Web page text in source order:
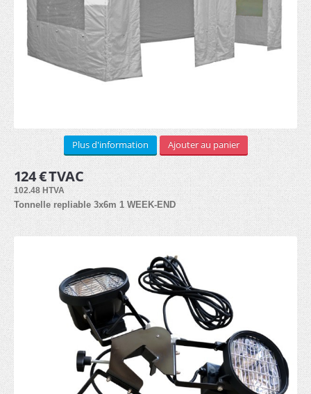
LOCATION
Arches (1)
Kit de côtés (2)
Lampes hallogènes chauffantes (1)
Lampes LED (1)
STRUCTURE ALUMINIUM
Murale (8)
Plus d'information Ajouter au panier
124 € TVAC
102.48 HTVA
Tonnelle repliable 3x6m 1 WEEK-END